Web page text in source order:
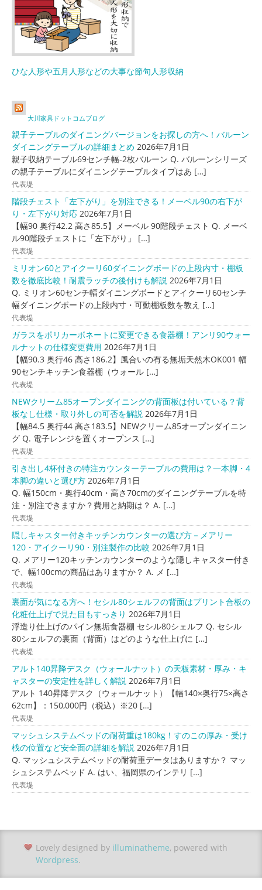
ひな人形や五月人形などの大事な節句人形収納
大川家具ドットコムブログ
親子テーブルのダイニングバージョンをお探しの方へ！バルーン
ダイニングテーブルの詳細まとめ 2026年7月1日
親子収納テーブル69センチ幅-2枚バルーン Q. バルーンシリーズ
の親子テーブルにダイニングテーブルタイプはあ […]
代表堤
階段チェスト「左下がり」を別注できる！メーベル90の右下が
り・左下がり対応 2026年7月1日
【幅90 奥行42.2 高さ85.5】メーベル 90階段チェスト Q. メーベ
ル90階段チェストに「左下がり」 […]
代表堤
ミリオン60とアイクーリ60ダイニングボードの上段内寸・棚板
数を徹底比較！耐震ラッチの後付けも解説 2026年7月1日
Q. ミリオン60センチ幅ダイニングボードとアイクーリ60センチ
幅ダイニングボードの上段内寸・可動棚板数を教え […]
代表堤
ガラスをポリカーボネートに変更できる食器棚！アンリ90ウォー
ルナットの仕様変更費用 2026年7月1日
【幅90.3 奥行46 高さ186.2】風合いの有る無垢天然木OK001 幅
90センチキッチン食器棚（ウォール […]
代表堤
NEWクリーム85オープンダイニングの背面板は付いている？背
板なし仕様・取り外しの可否を解説 2026年7月1日
【幅84.5 奥行44 高さ183.5】NEWクリーム85オープンダイニン
グ Q. 電子レンジを置くオープンス […]
代表堤
引き出し4杯付きの特注カウンターテーブルの費用は？一本脚・4
本脚の違いと選び方 2026年7月1日
Q. 幅150cm・奥行40cm・高さ70cmのダイニングテーブルを特
注・別注できますか？費用と納期は？ A. […]
代表堤
隠しキャスター付きキッチンカウンターの選び方－メアリー
120・アイクーリ90・別注製作の比較 2026年7月1日
Q. メアリー120キッチンカウンターのような隠しキャスター付き
で、幅100cmの商品はありますか？ A. メ […]
代表堤
裏面が気になる方へ！セシル80シェルフの背面はプリント合板の
化粧仕上げで見た目もすっきり 2026年7月1日
浮造り仕上げのパイン無垢食器棚 セシル80シェルフ Q. セシル
80シェルフの裏面（背面）はどのような仕上げに […]
代表堤
アルト140昇降デスク（ウォールナット）の天板素材・厚み・キ
ャスターの安定性を詳しく解説 2026年7月1日
アルト 140昇降デスク（ウォールナット）【幅140×奥行75×高さ
62cm】：150,000円（税込）※20 […]
代表堤
マッシュシステムベッドの耐荷重は180kg！すのこの厚み・受け
桟の位置など安全面の詳細を解説 2026年7月1日
Q. マッシュシステムベッドの耐荷重データはありますか？ マッ
シュシステムベッド A. はい、福岡県のインテリ […]
代表堤
Lovely designed by illuminatheme, powered with
Wordpress.